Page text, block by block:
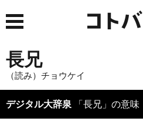
長兄
（読み）チョウケイ
デジタル大辞泉 「長兄」の意